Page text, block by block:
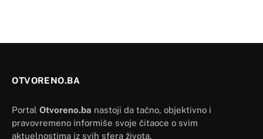
OTVORENO.BA
Portal Otvoreno.ba nastoji da tačno, objektivno i
pravovremeno informiše svoje čitaoce o svim
aktuelnostima iz svih sfera života.